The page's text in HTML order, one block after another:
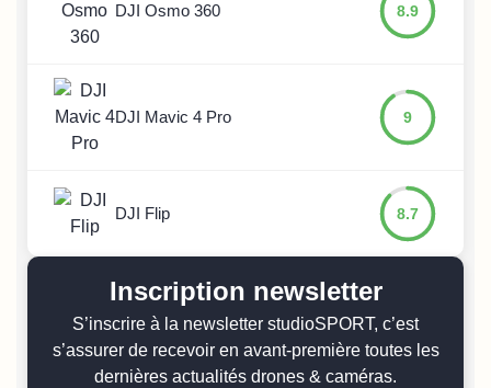
DJI Osmo 360 8.9
DJI Mavic 4 Pro 9
DJI Flip 8.7
Inscription newsletter
S’inscrire à la newsletter studioSPORT, c’est
s’assurer de recevoir en avant-première toutes les
dernières actualités drones & caméras.